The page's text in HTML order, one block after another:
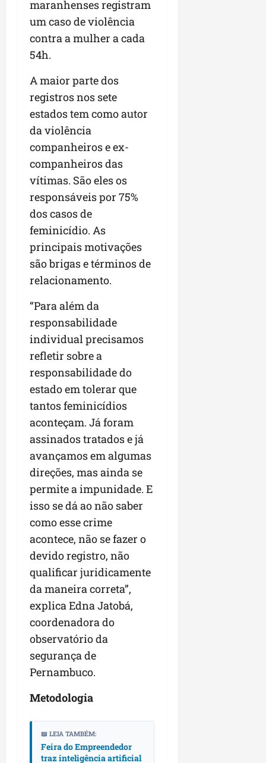
maranhenses registram
um caso de violência
contra a mulher a cada
54h.
A maior parte dos
registros nos sete
estados tem como autor
da violência
companheiros e ex-
companheiros das
vítimas. São eles os
responsáveis por 75%
dos casos de
feminicídio. As
principais motivações
são brigas e términos de
relacionamento.
“Para além da
responsabilidade
individual precisamos
refletir sobre a
responsabilidade do
estado em tolerar que
tantos feminicídios
aconteçam. Já foram
assinados tratados e já
avançamos em algumas
direções, mas ainda se
permite a impunidade. E
isso se dá ao não saber
como esse crime
acontece, não se fazer o
devido registro, não
qualificar juridicamente
da maneira correta”,
explica Edna Jatobá,
coordenadora do
observatório da
segurança de
Pernambuco.
Metodologia
📖 LEIA TAMBÉM:
Feira do Empreendedor
traz inteligência artificial